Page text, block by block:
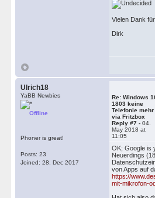
Vielen Dank
Dirk
Ulrich18
YaBB Newbies
Offline
Phoner is great!
Posts: 23
Joined: 28. Dec 2017
Re: Windows
1803 keine
Telefonie mehr
via Fritzbox
Reply #7 - 04.
May 2018 at
11:05
OK; Google is
Neuerdings
von Apps auf
https://
mit-mikrofon-